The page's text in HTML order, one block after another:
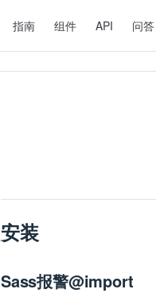
指南 组件 API 问答
安装
Sass报警@import